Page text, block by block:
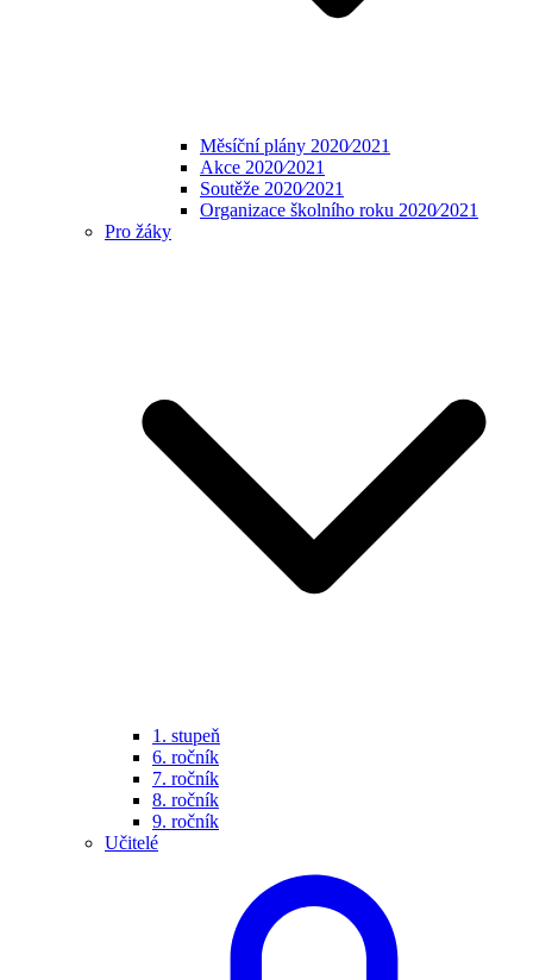
Měsíční plány 2020⁄2021
Akce 2020⁄2021
Soutěže 2020⁄2021
Organizace školního roku 2020⁄2021
Pro žáky
1. stupeň
6. ročník
7. ročník
8. ročník
9. ročník
Učitelé